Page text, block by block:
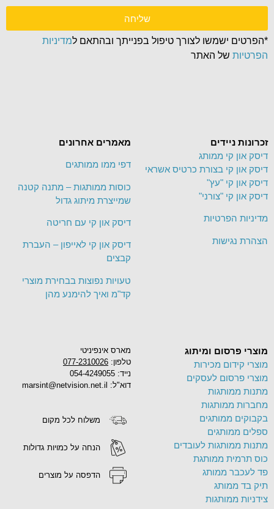
מארס אינפיניטי
טלפון: 077-2310026
נייד: 054-4249055
דוא"ל: marsint@netvision.net.il
משלוח לכל מקום
הנחה על כמויות גדולות
הדפסה על מוצרים
מוצרי פרסום ומיתוג
מוצרי קידום מכירות
מוצרי פרסום לעסקים
מתנות ממותגות
מחברות ממותגות
בקבוקים ממותגים
ספלים ממותגים
מתנות ממותגות לעובדים
כוס תרמית ממותגת
פד לעכבר ממותג
תיק בד ממותג
צידניות ממותגות
מאמרים אחרונים
דפי ממו ממותגים
כוסות ממותגות – מתנה קטנה
שמייצרת מיתוג גדול
דיסק און קי עם חריטה
דיסק און קי לאייפון – העברת
קבצים
טעויות נפוצות בבחירת מוצרי
קד"מ ואיך להימנע מהן
זכרונות ניידים
דיסק און קי ממותג
דיסק און קי בצורת כרטיס אשראי
דיסק און קי "עץ"
דיסק און קי "צורני"
מדיניות הפרטיות
הצהרת נגישות
שליחה
*הפרטים ישמשו לצורך טיפול בפנייתך ובהתאם למדיניות
הפרטיות של האתר